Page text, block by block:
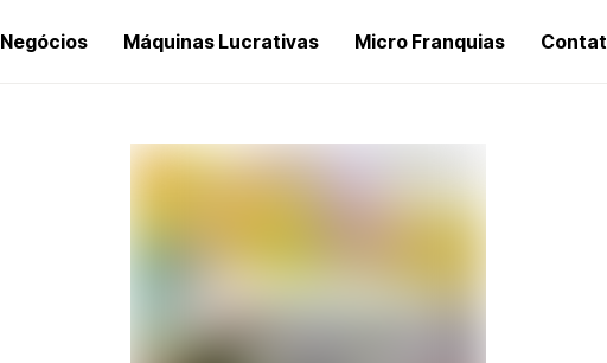
Negócios Máquinas Lucrativas Micro Franquias